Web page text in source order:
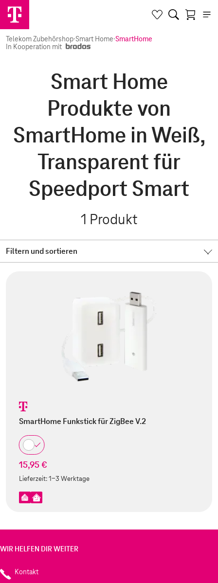
Telekom Zubehörshop·Smart Home·SmartHome
In Kooperation mit
Smart Home
Produkte von
SmartHome in Weiß,
Transparent für
Speedport Smart
1 Produkt
Filtern und sortieren
SmartHome Funkstick für ZigBee V.2
15,95 €
Lieferzeit:1-3 Werktage
WIR HELFEN DIR WEITER
Kontakt